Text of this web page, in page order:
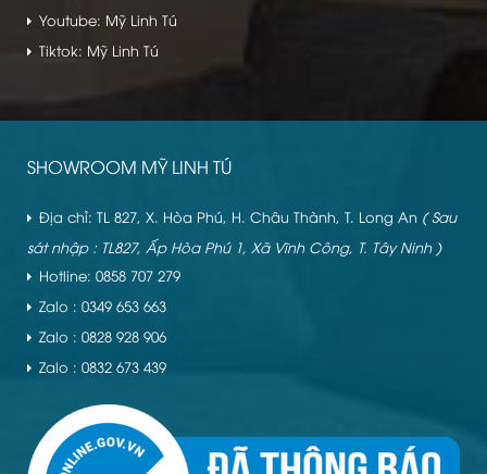
Youtube: Mỹ Linh Tú
Tiktok: Mỹ Linh Tú
SHOWROOM MỸ LINH TÚ
Địa chỉ: TL 827, X. Hòa Phú, H. Châu Thành, T. Long An ( Sau
sát nhập : TL827, Ấp Hòa Phú 1, Xã Vĩnh Công, T. Tây Ninh )
Hotline: 0858 707 279
Zalo : 0349 653 663
Zalo : 0828 928 906
Zalo : 0832 673 439